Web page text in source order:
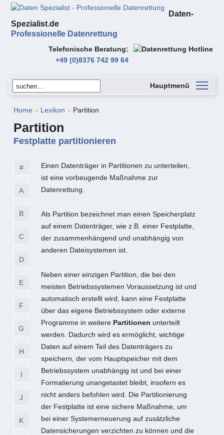
Daten-
Spezialist.de
Professionelle Datenrettung
Telefonische Beratung
+49 (0)8376 742 99 64
Hauptmenü
Home » Lexikon »Partition
Partition
Festplatte partitionieren
#
A
B
C
D
E
F
G
H
I
J
K
Einen Datenträger in Partitionen zu unterteilen,
ist eine vorbeugende Maßnahme zur
Datenrettung.
Als Partition bezeichnet man einen Speicherplatz
auf einem Datenträger, wie z.B. einer Festplatte,
der zusammenhängend und unabhängig von
anderen Dateisystemen ist.
Neben einer einzigen Partition, die bei den
meisten Betriebssystemen Voraussetzung ist und
automatisch erstellt wird, kann eine Festplatte
über das eigene Betriebssystem oder externe
Programme in weitere Partitionen unterteilt
werden. Dadurch wird es ermöglicht, wichtige
Daten auf einem Teil des Datenträgers zu
speichern, der vom Hauptspeicher mit dem
Betriebssystem unabhängig ist und bei einer
Formatierung unangetastet bleibt, insofern es
nicht anders befohlen wird. Die Partitionierung
der Festplatte ist eine sichere Maßnahme, um
bei einer Systemerneuerung auf zusätzliche
Datensicherungen verzichten zu können und die